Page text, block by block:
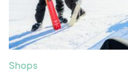
Shops